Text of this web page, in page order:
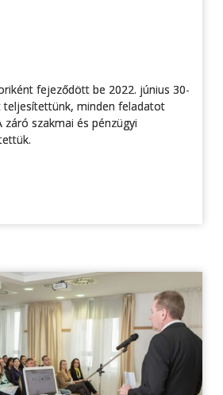
fejeződött be 2022. június 30-
teljesítettünk, minden feladatot
szakmai és pénzügyi